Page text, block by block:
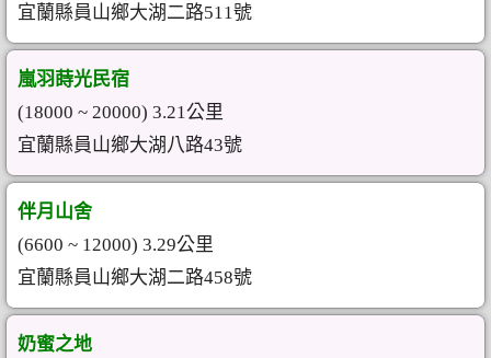
宜蘭縣員山鄉大湖二路511號
嵐羽蒔光民宿
(18000 ~ 20000) 3.21公里
宜蘭縣員山鄉大湖八路43號
伴月山舍
(6600 ~ 12000) 3.29公里
宜蘭縣員山鄉大湖二路458號
奶蜜之地